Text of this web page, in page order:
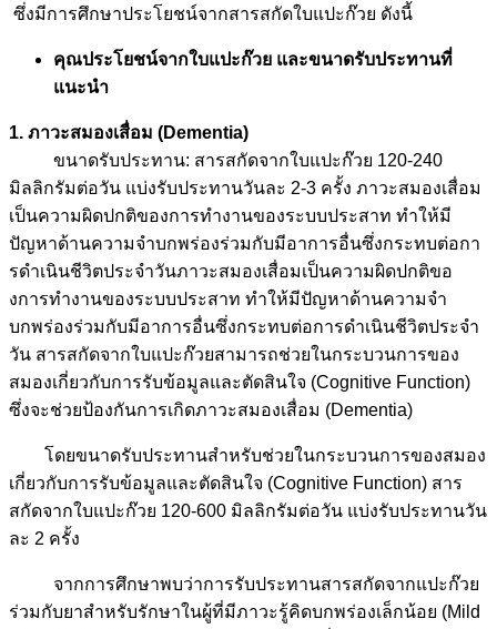
ซึ่งมีการศึกษาประโยชน์จากสารสกัดใบแปะก๊วย ดังนี้
คุณประโยชน์จากใบแปะก๊วย และขนาดรับประทานที่
แนะนำ
1. ภาวะสมองเสื่อม (Dementia)
ขนาดรับประทาน: สารสกัดจากใบแปะก๊วย 120-240
มิลลิกรัมต่อวัน แบ่งรับประทานวันละ 2-3 ครั้ง ภาวะสมองเสื่อม
เป็นความผิดปกติของการทํางานของระบบประสาท ทําให้มี
ปัญหาด้านความจำบกพร่องร่วมกับมีอาการอื่นซึ่งกระทบต่อกา
รดําเนินชีวิตประจำวันภาวะสมองเสื่อมเป็นความผิดปกติขอ
งการทํางานของระบบประสาท ทําให้มีปัญหาด้านความจำ
บกพร่องร่วมกับมีอาการอื่นซึ่งกระทบต่อการดําเนินชีวิตประจำ
วัน สารสกัดจากใบแปะก๊วยสามารถช่วยในกระบวนการของ
สมองเกี่ยวกับการรับข้อมูลและตัดสินใจ (Cognitive Function)
ซึ่งจะช่วยป้องกันการเกิดภาวะสมองเสื่อม (Dementia)
โดยขนาดรับประทานสำหรับช่วยในกระบวนการของสมอง
เกี่ยวกับการรับข้อมูลและตัดสินใจ (Cognitive Function) สาร
สกัดจากใบแปะก๊วย 120-600 มิลลิกรัมต่อวัน แบ่งรับประทานวัน
ละ 2 ครั้ง
จากการศึกษาพบว่าการรับประทานสารสกัดจากแปะก๊วย
ร่วมกับยาสำหรับรักษาในผู้ที่มีภาวะรู้คิดบกพร่องเล็กน้อย (Mild